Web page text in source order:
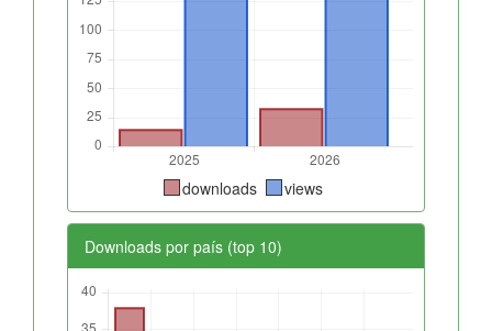
downloads views
Downloads por país (top 10)